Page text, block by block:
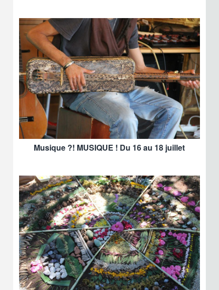
Musique ?! MUSIQUE ! Du 16 au 18 juillet